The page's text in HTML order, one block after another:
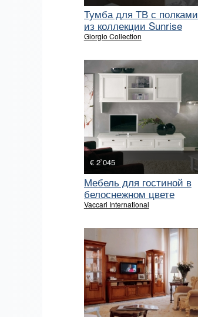
Тумба для ТВ с полками
из коллекции Sunrise
Giorgio Collection
€ 2`045
Мебель для гостиной в
белоснежном цвете
Vaccari International